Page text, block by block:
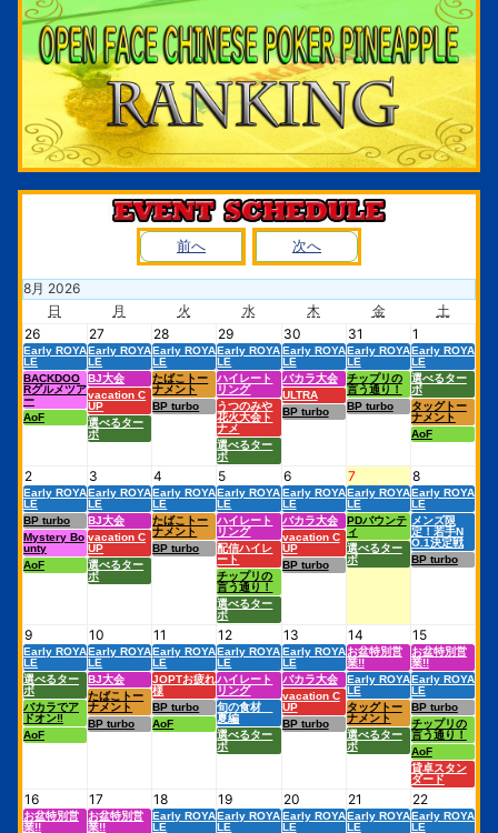
前へ 次へ
8月 2026
日
月 火 水 木 金
土
26
Early ROYA
LE
BACKDOO
Rグルメツア
ー
AoF
27
Early ROYA
LE
BJ大会
vacation C
UP
選べるター
ボ
28
Early ROYA
LE
たばこトー
ナメント
BP turbo
29
Early ROYA
LE
ハイレート
リング
うつのみや
花火大会ト
ナメ
選べるター
ボ
30
Early ROYA
LE
バカラ大会
ULTRA
BP turbo
31
Early ROYA
LE
チップリの
言う通り！
BP turbo
1
Early ROYA
LE
選べるター
ボ
タッグトー
ナメント
AoF
2
Early ROYA
LE
BP turbo
Mystery Bo
unty
AoF
3
Early ROYA
LE
BJ大会
vacation C
UP
選べるター
ボ
4
Early ROYA
LE
たばこトー
ナメント
BP turbo
5
Early ROYA
LE
ハイレート
リング
配信ハイレ
ート
チップリの
言う通り！
選べるター
ボ
6
Early ROYA
LE
バカラ大会
vacation C
UP
BP turbo
7
Early ROYA
LE
PDバウンテ
ィ
選べるター
ボ
8
Early ROYA
LE
メンズ限
定！若手N
O.1決定戦
BP turbo
9
Early ROYA
LE
選べるター
ボ
バカラでア
ドオン‼︎
AoF
10
Early ROYA
LE
BJ大会
たばこトー
ナメント
BP turbo
11
Early ROYA
LE
JOPTお疲れ
様
BP turbo
AoF
12
Early ROYA
LE
ハイレート
リング
旬の食材
夏編
選べるター
ボ
13
Early ROYA
LE
バカラ大会
vacation C
UP
BP turbo
14
お盆特別営
業!!
Early ROYA
LE
タッグトー
ナメント
選べるター
ボ
15
お盆特別営
業!!
Early ROYA
LE
BP turbo
チップリの
言う通り！
AoF
貸卓スタン
ダード
16
お盆特別営
業!!
17
お盆特別営
業!!
18
Early ROYA
LE
19
Early ROYA
LE
20
Early ROYA
LE
21
Early ROYA
LE
22
Early ROYA
LE